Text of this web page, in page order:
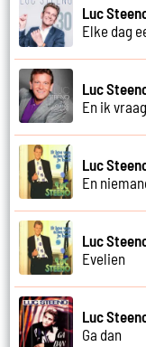
Luc
Elke dag
Luc
En ik
Luc
En
Luc
Evelien
Luc
Ga dan